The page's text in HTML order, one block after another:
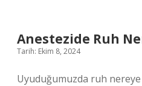
Anestezide Ruh
Tarih: Ekim 8, 2024
Uyuduğumuzda ruh nereye